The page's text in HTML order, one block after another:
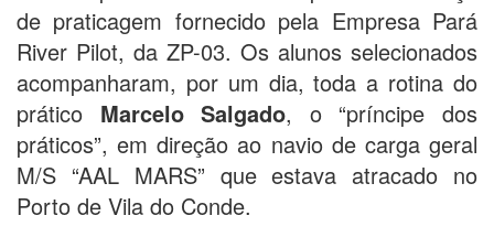
de praticagem fornecido pela Empresa Pará
River Pilot, da ZP-03. Os alunos selecionados
acompanharam, por um dia, toda a rotina do
prático Marcelo Salgado, o “príncipe dos
práticos”, em direção ao navio de carga geral
M/S “AAL MARS” que estava atracado no
Porto de Vila do Conde.